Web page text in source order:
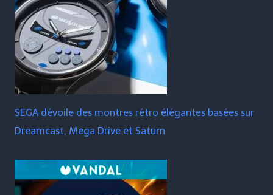
SEGA dévoile des montres rétro élégantes basées sur
Dreamcast, Mega Drive et Saturn